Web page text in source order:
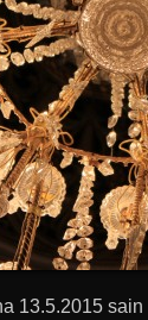
13.5.2015